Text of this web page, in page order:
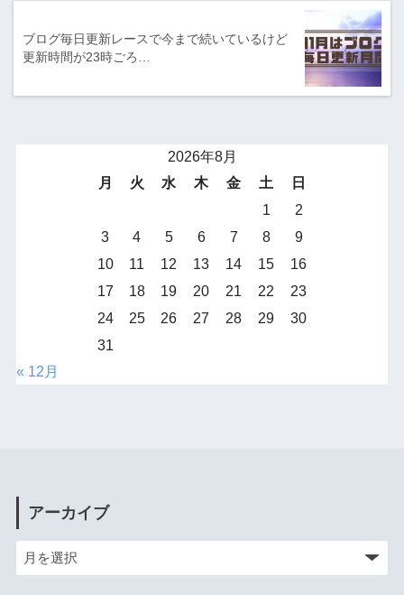
ブログ毎日更新レースで今まで続いているけど
更新時間が23時ごろ…
2026年8月
月
火 水 木 金 土
日
1
2
3
4 5 6 7 8
9
10
11 12 13 14 15
16
17
18 19 20 21 22
23
24
25 26 27 28 29
30
31
« 12月
アーカイブ